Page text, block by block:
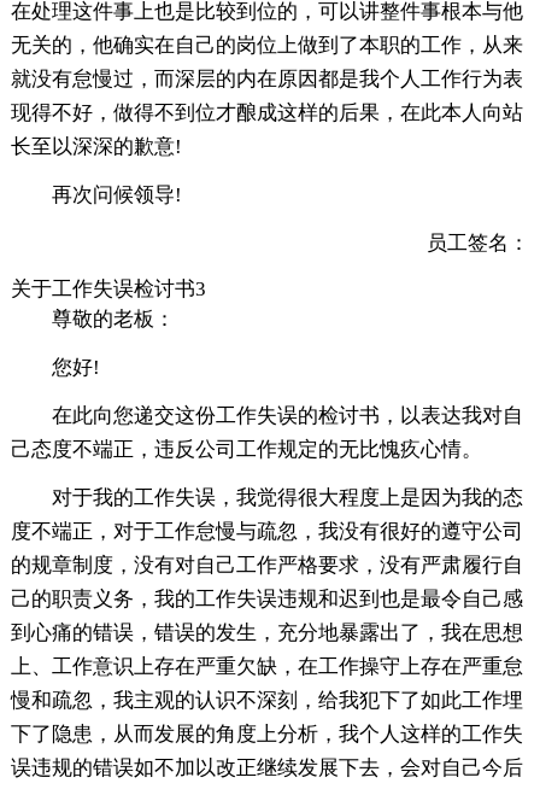
在处理这件事上也是比较到位的，可以讲整件事根本与他
无关的，他确实在自己的岗位上做到了本职的工作，从来
就没有怠慢过，而深层的内在原因都是我个人工作行为表
现得不好，做得不到位才酿成这样的后果，在此本人向站
长至以深深的歉意!
再次问候领导!
员工签名：
关于工作失误检讨书3
尊敬的老板：
您好!
在此向您递交这份工作失误的检讨书，以表达我对自
己态度不端正，违反公司工作规定的无比愧疚心情。
对于我的工作失误，我觉得很大程度上是因为我的态
度不端正，对于工作怠慢与疏忽，我没有很好的遵守公司
的规章制度，没有对自己工作严格要求，没有严肃履行自
己的职责义务，我的工作失误违规和迟到也是最令自己感
到心痛的错误，错误的发生，充分地暴露出了，我在思想
上、工作意识上存在严重欠缺，在工作操守上存在严重怠
慢和疏忽，我主观的认识不深刻，给我犯下了如此工作埋
下了隐患，从而发展的角度上分析，我个人这样的工作失
误违规的错误如不加以改正继续发展下去，会对自己今后